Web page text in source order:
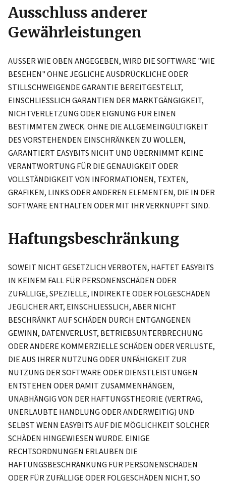
Ausschluss anderer
Gewährleistungen
AUSSER WIE OBEN ANGEGEBEN, WIRD DIE SOFTWARE "WIE
BESEHEN" OHNE JEGLICHE AUSDRÜCKLICHE ODER
STILLSCHWEIGENDE GARANTIE BEREITGESTELLT,
EINSCHLIESSLICH GARANTIEN DER MARKTGÄNGIGKEIT,
NICHTVERLETZUNG ODER EIGNUNG FÜR EINEN
BESTIMMTEN ZWECK. OHNE DIE ALLGEMEINGÜLTIGKEIT
DES VORSTEHENDEN EINSCHRÄNKEN ZU WOLLEN,
GARANTIERT EASYBITS NICHT UND ÜBERNIMMT KEINE
VERANTWORTUNG FÜR DIE GENAUIGKEIT ODER
VOLLSTÄNDIGKEIT VON INFORMATIONEN, TEXTEN,
GRAFIKEN, LINKS ODER ANDEREN ELEMENTEN, DIE IN DER
SOFTWARE ENTHALTEN ODER MIT IHR VERKNÜPFT SIND.
Haftungsbeschränkung
SOWEIT NICHT GESETZLICH VERBOTEN, HAFTET EASYBITS
IN KEINEM FALL FÜR PERSONENSCHÄDEN ODER
ZUFÄLLIGE, SPEZIELLE, INDIREKTE ODER FOLGESCHÄDEN
JEGLICHER ART, EINSCHLIESSLICH, ABER NICHT
BESCHRÄNKT AUF SCHÄDEN DURCH ENTGANGENEN
GEWINN, DATENVERLUST, BETRIEBSUNTERBRECHUNG
ODER ANDERE KOMMERZIELLE SCHÄDEN ODER VERLUSTE,
DIE AUS IHRER NUTZUNG ODER UNFÄHIGKEIT ZUR
NUTZUNG DER SOFTWARE ODER DIENSTLEISTUNGEN
ENTSTEHEN ODER DAMIT ZUSAMMENHÄNGEN,
UNABHÄNGIG VON DER HAFTUNGSTHEORIE (VERTRAG,
UNERLAUBTE HANDLUNG ODER ANDERWEITIG) UND
SELBST WENN EASYBITS AUF DIE MÖGLICHKEIT SOLCHER
SCHÄDEN HINGEWIESEN WURDE. EINIGE
RECHTSORDNUNGEN ERLAUBEN DIE
HAFTUNGSBESCHRÄNKUNG FÜR PERSONENSCHÄDEN
ODER FÜR ZUFÄLLIGE ODER FOLGESCHÄDEN NICHT, SO